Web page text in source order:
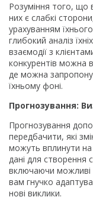
Розуміння того, що
них є слабкі
урахуванням
глибокий аналіз
взаємодії з
конкурентів можна
де можна
їхньому фоні.
Прогнозування:
Прогнозування
передбачити, які
можуть вплинути на
дані для створення
включаючи можливі
вам гнучко
нові виклики.